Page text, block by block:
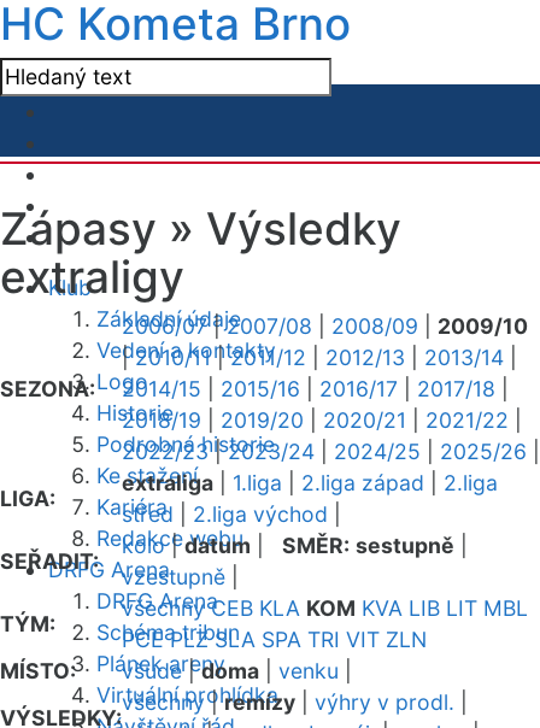
HC Kometa Brno
Klub
Základní údaje
Vedení a kontakty
Logo
Historie
Podrobná historie
Ke stažení
Kariéra
Redakce webu
DRFG Arena
DRFG Arena
Schéma tribun
Plánek areny
Virtuální prohlídka
Zápasy » Výsledky
extraligy
SEZONA:
2006/07|2007/08 2008/09
2009/10
|2010/11|2011/12 2012/13 2013/14
2014/15
2015/16 2016/17 2017/18
2018/19
2019/20 2020/21 2021/22
2022/23|2023/24 2024/25 2025/26
LIGA:
extraliga 1.liga 2.liga západ
2.liga
střed
2.liga východ
SEŘADIT:
kolo|datum SMĚR: sestupně
vzestupně
TÝM:
všechny CEB KLA KOM KVA LIB LIT MBL
PCE PLZ SLA SPA TRI VIT ZLN
MÍSTO:
všude|doma venku
VÝSLEDKY:
všechny|remízy výhry v prodl.